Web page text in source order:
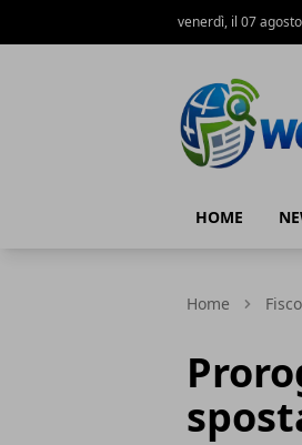
venerdì, il 07
HOME
Home